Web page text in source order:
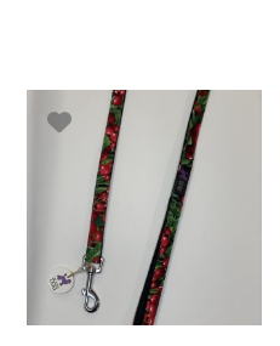
17,00 €
hasta
20,00 €